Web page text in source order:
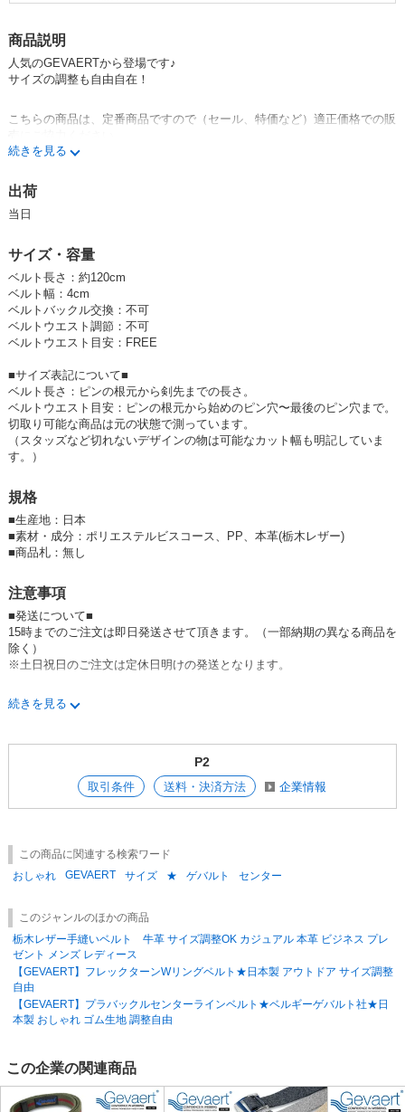
商品説明
人気のGEVAERTから登場です♪
サイズの調整も自由自在！
こちらの商品は、定番商品ですので（セール、特価など）適正価格での販
1899年創業のベルギーの老舗織物メーカー「GEVAERT社（ゲバルト
社）」から生地を直接輸入して、
国内でベルトに仕上げたゲバルトベルト。
いるのは、国内ではP2のみです。
ヨーロッパのデザイナーならではの配色とセンスのユニークな生地が特
徴。
老若男女問わず人気のブランドです♪
☆☆GEVAERTシリーズは
続きを見る
出荷
当日
サイズ・容量
ベルト長さ：約120cm
ベルト幅：4cm
ベルトバックル交換：不可
ベルトウエスト調節：不可
ベルトウエスト目安：FREE
■サイズ表記について■
ベルト長さ：ピンの根元から剣先までの長さ。
ベルトウエスト目安：ピンの根元から始めのピン穴〜最後のピン穴まで。
切取り可能な商品は元の状態で測っています。
（スタッズなど切れないデザインの物は可能なカット幅も明記していま
す。）
規格
■生産地：日本
■素材・成分：ポリエステルビスコース、PP、本革(栃木レザー)
■商品札：無し
注意事項
■発送について■
15時までのご注文は即日発送させて頂きます。（一部納期の異なる商品を
除く）
※土日祝日のご注文は定休日明けの発送となります。
■在庫について■
在庫管理には充分な注意をしておりますが、一般卸と在庫を共有しており
システム上での在庫調整の更新に時間がかかり、
ご注文頂いた後に商品完売のご連絡（メール）をさせていただく場合もご
誠に申し訳ございませんが、ご了承のほどよろしくお願い致します。
1点から発送させて頂きます。
ご発注頂ける数量によって掛け率は変更致しますので、お気軽にご相談下
さい。
■返品交換について■
商品到着後、数量および破損品等の検品をお願いいたします。
1週間をすぎました場合返品をお受けできない場合がございますので御了
承ください。
尚、エンドユーザーに届いてからの不良品の交換は致しかねます。
続きを見る
P2
取引条件 送料・決済方法 企業情報
この商品に関連する検索ワード
おしゃれ
GEVAERT サイズ ★ ゲバルト センター
このジャンルのほかの商品
栃木レザー手縫いベルト 牛革 サイズ調整OK カジュアル 本革 ビジネス プレ
ゼント メンズ レディース
【GEVAERT】フレックターンWリングベルト★日本製 アウトドア サイズ調整
自由
【GEVAERT】プラバックルセンターラインベルト★ベルギーゲバルト社★日
本製 おしゃれ ゴム生地 調整自由
この企業の関連商品